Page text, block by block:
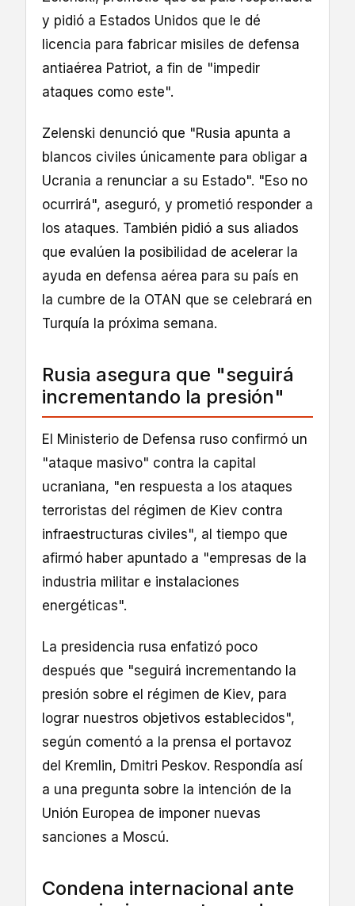
y pidió a Estados Unidos que le dé
licencia para fabricar misiles de defensa
antiaérea Patriot, a fin de "impedir
ataques como este".
Zelenski denunció que "Rusia apunta a
blancos civiles únicamente para obligar a
Ucrania a renunciar a su Estado". "Eso no
ocurrirá", aseguró, y prometió responder a
los ataques. También pidió a sus aliados
que evalúen la posibilidad de acelerar la
ayuda en defensa aérea para su país en
la cumbre de la OTAN que se celebrará en
Turquía la próxima semana.
Rusia asegura que "seguirá
incrementando la presión"
El Ministerio de Defensa ruso confirmó un
"ataque masivo" contra la capital
ucraniana, "en respuesta a los ataques
terroristas del régimen de Kiev contra
infraestructuras civiles", al tiempo que
afirmó haber apuntado a "empresas de la
industria militar e instalaciones
energéticas".
La presidencia rusa enfatizó poco
después que "seguirá incrementando la
presión sobre el régimen de Kiev, para
lograr nuestros objetivos establecidos",
según comentó a la prensa el portavoz
del Kremlin, Dmitri Peskov. Respondía así
a una pregunta sobre la intención de la
Unión Europea de imponer nuevas
sanciones a Moscú.
Condena internacional ante